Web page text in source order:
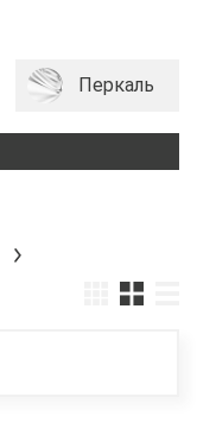
Перкаль